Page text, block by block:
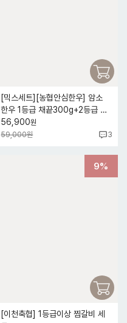
[믹스세트][농협안심한우] 암소
한우 1등급 채끝300g+2등급 등
심300g
56,900원
59,000원
3
9%
[이천축협] 1등급이상 찜갈비 세